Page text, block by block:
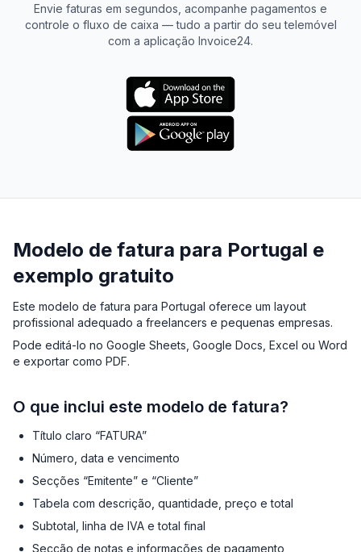
Envie faturas em segundos, acompanhe pagamentos e
controle o fluxo de caixa — tudo a partir do seu telemóvel
com a aplicação Invoice24.
Modelo de fatura para Portugal e
exemplo gratuito
Este modelo de fatura para Portugal oferece um layout
profissional adequado a freelancers e pequenas empresas.
Pode editá-lo no Google Sheets, Google Docs, Excel ou Word
e exportar como PDF.
O que inclui este modelo de fatura?
Título claro “FATURA”
Número, data e vencimento
Secções “Emitente” e “Cliente”
Tabela com descrição, quantidade, preço e total
Subtotal, linha de IVA e total final
Secção de notas e informações de pagamento